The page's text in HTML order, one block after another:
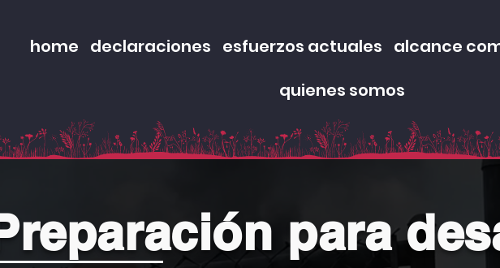
home declaraciones esfuerzos actuales alcance
quienes somos
para